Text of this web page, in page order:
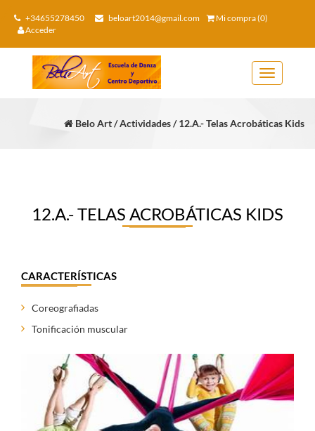
+34655278450 beloart2014@gmail.com
Mi compra (0)
Acceder
Toggle
navigation
Belo Art / Actividades / 12.A.- Telas Acrobáticas Kids
12.A.- TELAS ACROBÁTICAS KIDS
CARACTERÍSTICAS
Coreografiadas
Tonificación muscular